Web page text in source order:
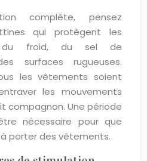
complète, pensez
qui protègent les
du froid, du sel de
surfaces rugueuses.
les vêtements soient
les mouvements
compagnon. Une période
nécessaire pour que
porter des vêtements.